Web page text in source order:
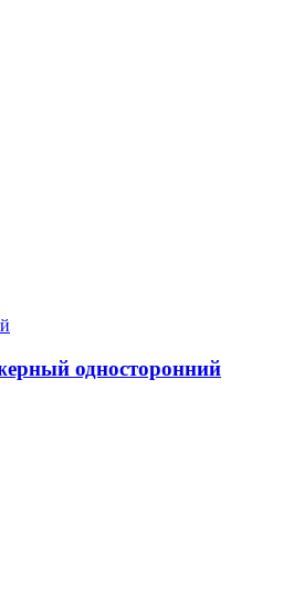
односторонний